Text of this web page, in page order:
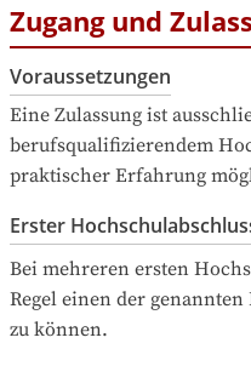
Zugang und
Voraussetzungen
Eine Zulassung ist
berufsqualifizierendem
praktischer Erfahrung
Erster
Bei mehreren ersten
Regel einen der
zu können.